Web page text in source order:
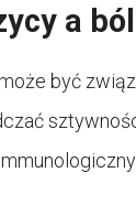
a
być